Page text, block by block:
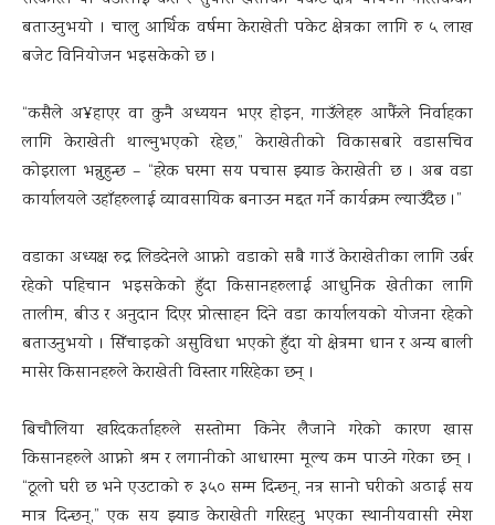
बताउनुभयो । चालु आर्थिक वर्षमा केराखेती पकेट क्षेत्रका लागि रु ५ लाख
बजेट विनियोजन भइसकेको छ ।
“कसैले अ¥हाएर वा कुनै अध्ययन भएर होइन, गाउँलेहरु आफैंले निर्वाहका
लागि केराखेती थाल्नुभएको रहेछ,” केराखेतीको विकासबारे वडासचिव
कोइराला भन्नुहुन्छ – “हरेक घरमा सय पचास झ्याङ केराखेती छ । अब वडा
कार्यालयले उहाँहरुलाई व्यावसायिक बनाउन मद्दत गर्ने कार्यक्रम ल्याउँदैछ ।”
वडाका अध्यक्ष रुद्र लिङदेनले आफ्नो वडाको सबै गाउँ केराखेतीका लागि उर्बर
रहेको पहिचान भइसकेको हुँदा किसानहरुलाई आधुनिक खेतीका लागि
तालीम, बीउ र अनुदान दिएर प्रोत्साहन दिने वडा कार्यालयको योजना रहेको
बताउनुभयो । सिँचाइको असुविधा भएको हुँदा यो क्षेत्रमा धान र अन्य बाली
मासेर किसानहरुले केराखेती विस्तार गरिरहेका छन् ।
बिचौलिया खरिदकर्ताहरुले सस्तोमा किनेर लैजाने गरेको कारण खास
किसानहरुले आफ्नो श्रम र लगानीको आधारमा मूल्य कम पाउने गरेका छन् ।
“ठूलो घरी छ भने एउटाको रु ३५० सम्म दिन्छन्, नत्र सानो घरीको अढाई सय
मात्र दिन्छन्,” एक सय झ्याङ केराखेती गरिरहनु भएका स्थानीयवासी रमेश